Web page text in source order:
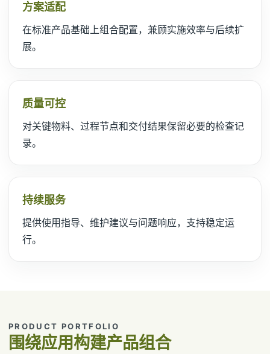
方案适配
在标准产品基础上组合配置，兼顾实施效率与后续扩
展。
质量可控
对关键物料、过程节点和交付结果保留必要的检查记
录。
持续服务
提供使用指导、维护建议与问题响应，支持稳定运
行。
PRODUCT PORTFOLIO
围绕应用构建产品组合